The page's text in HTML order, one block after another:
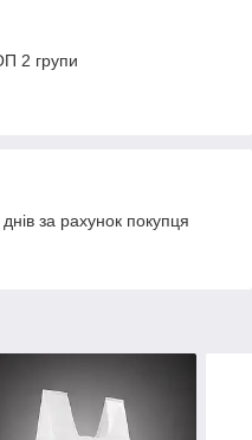
2 групи
за рахунок покупця